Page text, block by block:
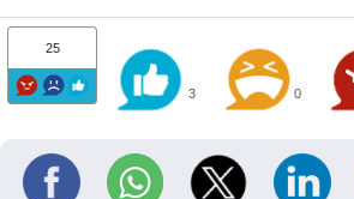
25
3 0